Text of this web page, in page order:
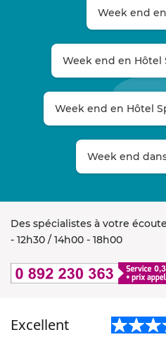
Week end
Week end en Hôtel
Week end en Hôtel
Week end
Des spécialistes à votre
- 12h30 / 14h00 - 18h00
Excellent